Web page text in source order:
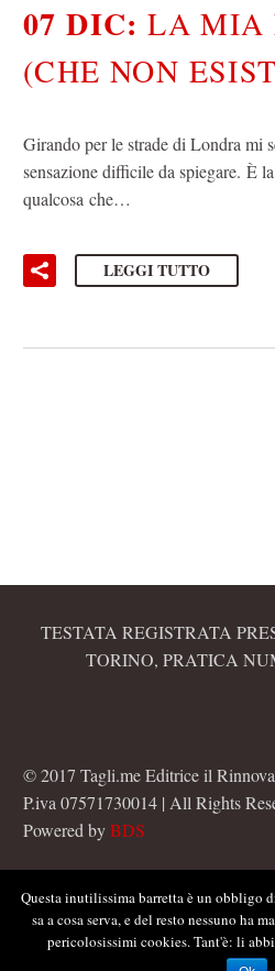
07 DIC:LA MIA
(CHE NON
Girando per le strade di Londra mi
sensazione difficile da spiegare. È
qualcosa che…
LEGGI TUTTO
TESTATA REGISTRATA
TORINO, PRATICA
© 2017 Tagli.me Editrice il
P.iva 07571730014 | All Rights
Powered byBDS
Questa inutilissima barretta è un obbligo
sa a cosa serva, e del resto nessuno ha
pericolosissimi cookies. Tant'è: li